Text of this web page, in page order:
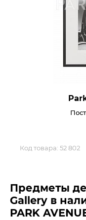
Код товара: 52 802
Предметы
Gallery в
PARK